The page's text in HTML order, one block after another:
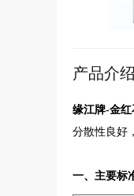
产品介绍
缘江牌-金红
分散性良好
一、主要标